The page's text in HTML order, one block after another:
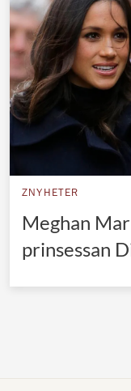
ZNYHETER
Meghan
prinsessan